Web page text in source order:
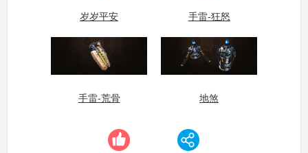
生死狙击手机版
岁岁平安 手雷-狂怒
手雷-荒骨 地煞